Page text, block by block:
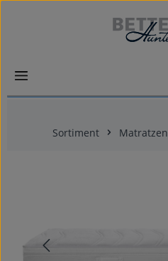
Zum Hauptinhalt springen
Sortiment Matratzen